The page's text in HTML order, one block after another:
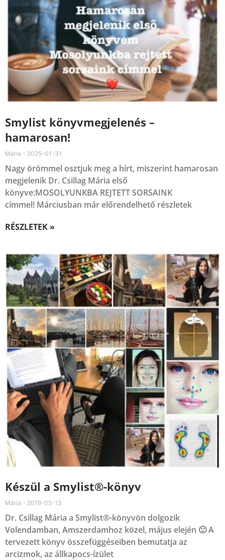
Smylist könyvmegjelenés –
hamarosan!
Mária 2025-01-31
Nagy örömmel osztjuk meg a hírt, miszerint hamarosan
megjelenik Dr. Csillag Mária első
könyve:MOSOLYUNKBA REJTETT SORSAINK
címmel! Márciusban már előrendelhető részletek
RÉSZLETEK »
Készül a Smylist®-könyv
Mária 2019-05-13
Dr. Csillag Mária a Smylist®-könyvön dolgozik
Volendamban, Amszerdamhoz közel, május elején 🙂 A
tervezett könyv összefüggéseiben bemutatja az
arcizmok, az állkapocs-ízület